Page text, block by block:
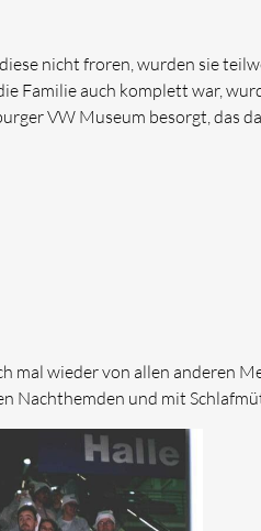
nicht froren, wurden sie
Familie auch komplett war,
VW Museum besorgt, das
mal wieder von allen anderen
Nachthemden und mit